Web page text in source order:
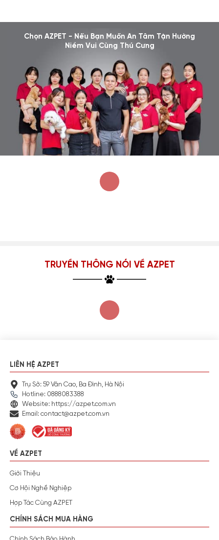
Chọn AZPET - Nếu Bạn Muốn An Tâm Tận Hưởng
Niềm Vui Cùng Thú Cưng
TRUYỀN THÔNG NÓI VỀ AZPET
LIÊN HỆ AZPET
Trụ Sở: 59 Văn Cao, Ba Đình, Hà Nội
Hotline: 0888083388
Website: https://azpet.com.vn
Email: contact@azpet.com.vn
VỀ AZPET
Giới Thiệu
Cơ Hội Nghề Nghiệp
Hợp Tác Cùng AZPET
CHÍNH SÁCH MUA HÀNG